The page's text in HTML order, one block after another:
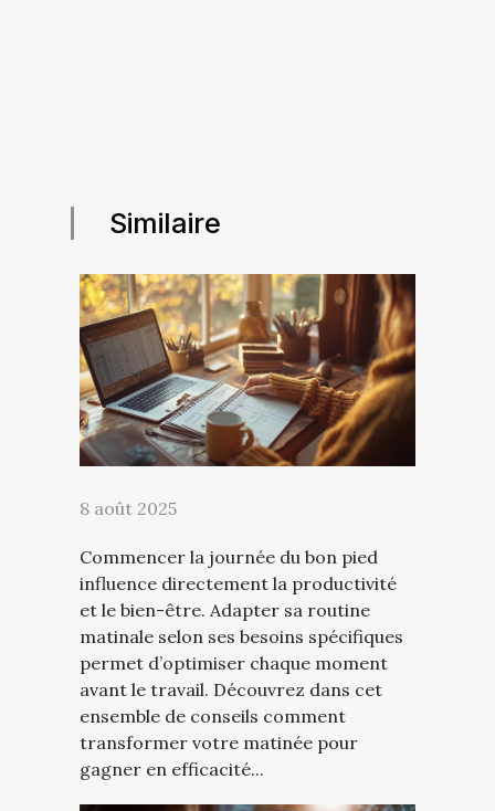
Similaire
8 août 2025
Commencer la journée du bon pied
influence directement la productivité
et le bien-être. Adapter sa routine
matinale selon ses besoins spécifiques
permet d’optimiser chaque moment
avant le travail. Découvrez dans cet
ensemble de conseils comment
transformer votre matinée pour
gagner en efficacité...